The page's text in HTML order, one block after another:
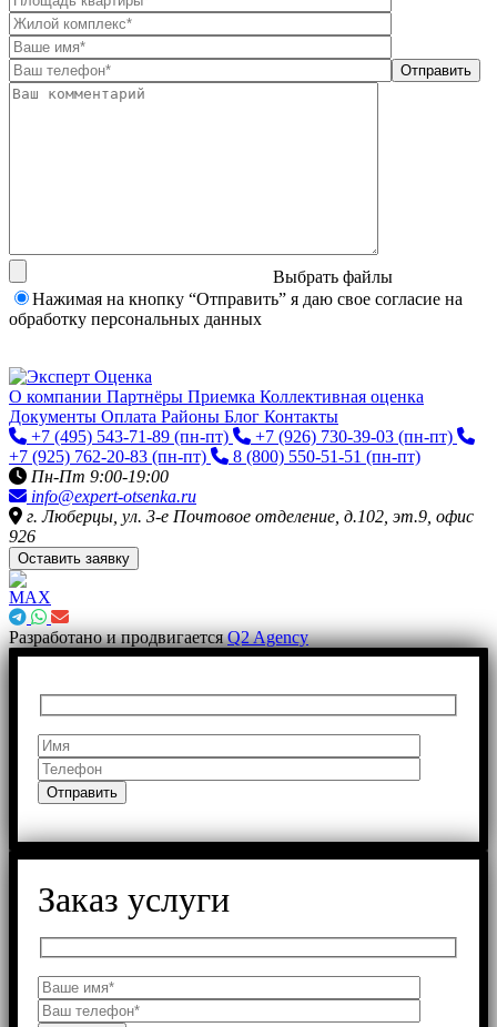
Выбрать файлы
Нажимая на кнопку “Отправить” я даю свое согласие на
обработку персональных данных
О компании Партнёры Приемка Коллективная оценка
Документы Оплата Районы Блог Контакты
+7 (495) 543-71-89 (пн-пт) +7 (926) 730-39-03 (пн-пт)
+7 (925) 762-20-83 (пн-пт) 8 (800) 550-51-51 (пн-пт)
Пн-Пт 9:00-19:00
info@expert-otsenka.ru
г. Люберцы, ул. 3-е Почтовое отделение, д.102, эт.9, офис
926
Оставить заявку
Разработано и продвигаетсяQ2 Agency
Заказ услуги